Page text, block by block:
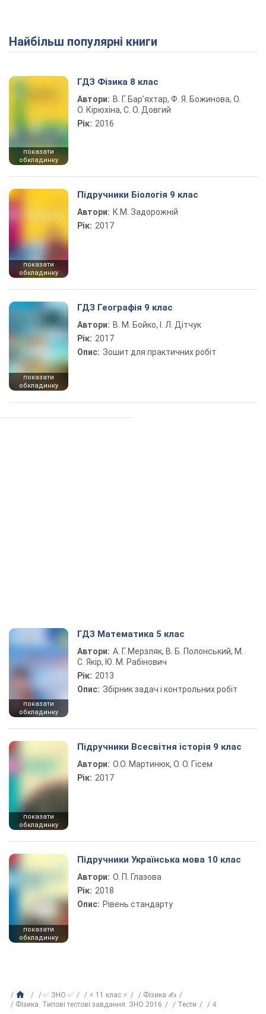
Найбільш популярні книги
показати
обкладинку
ГДЗ Фізика 8 клас
Автори: В. Г. Бар’яхтар, Ф. Я. Божинова, О.
О. Кірюхіна, С. О. Довгий
Рік: 2016
показати
обкладинку
Підручники Біологія 9 клас
Автори: К.М. Задорожній
Рік: 2017
показати
обкладинку
ГДЗ Географія 9 клас
Автори: В. М. Бойко, І. Л. Дітчук
Рік: 2017
Опис: Зошит для практичних робіт
показати
обкладинку
ГДЗ Математика 5 клас
Автори: А. Г. Мерзляк, В. Б. Полонський, М.
С. Якір, Ю. М. Рабінович
Рік: 2013
Опис: Збірник задач і контрольних робіт
показати
обкладинку
Підручники Всесвітня історія 9 клас
Автори: О.О. Мартинюк, О. О. Гісем
Рік: 2017
показати
обкладинку
Підручники Українська мова 10 клас
Автори: О. П. Глазова
Рік: 2018
Опис: Рівень стандарту
✅ ЗНО ✅ ⚡ 11 клас ⚡
Фізика ✍
Фізика. Типові тестові завдання. ЗНО 2016
Тести 4